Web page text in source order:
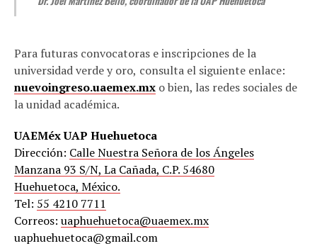
Para futuras convocatoras e inscripciones de la
universidad verde y oro, consulta el siguiente enlace:
nuevoingreso.uaemex.mx o bien, las redes sociales de
la unidad académica.
UAEMéx UAP Huehuetoca
Dirección: Calle Nuestra Señora de los Ángeles
Manzana 93 S/N, La Cañada, C.P. 54680
Huehuetoca, México.
Tel: 55 4210 7711
Correos: uaphuehuetoca@uaemex.mx
uaphuehuetoca@gmail.com